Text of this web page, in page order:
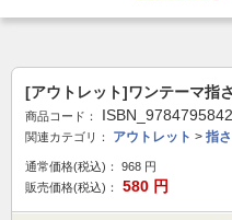
[アウトレット]ワンテーマ指
商品コード：
関連カテゴリ： アウトレット > 指
通常価格(税込)： 968 円
販売価格(税込)：
580 円